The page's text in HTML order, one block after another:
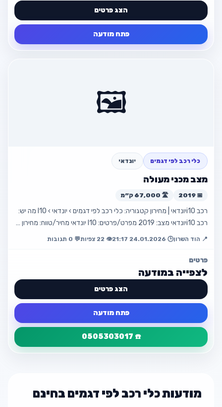
הצג פרטים
פתח מודעה
פרטי קשר מלאים בתוך המודעה
🖼️
כלי רכב לפי דגמים יונדאי
מצב מכני מעולה
📅 2019 🛣️ 67,000 ק״מ
רכב i10יונדאי | מחירון קטגוריה: כלי רכב לפי דגמים › יונדאי › I10 מה יש:
רכב i10יונדאי מצב: 2019 מפרט/פרטים: I10 יונדאי מחיר/טווח: מחירון …
📍 הוד השרון🕒 24.01.2026 21:17 👁️ 22 צפיות 💬 0 תגובות
פרטים
לצפייה במודעה
הצג פרטים
פתח מודעה
☎️ 0505303017
📍 הוד השרון
מודעות כלי רכב לפי דגמים בחינם